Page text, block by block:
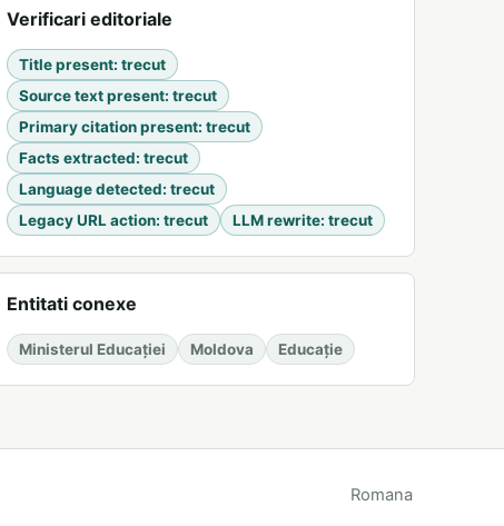
Verificari editoriale
Title present: trecut
Source text present: trecut
Primary citation present: trecut
Facts extracted: trecut
Language detected: trecut
Legacy URL action: trecut LLM rewrite: trecut
Entitati conexe
Ministerul Educației Moldova Educație
Romana